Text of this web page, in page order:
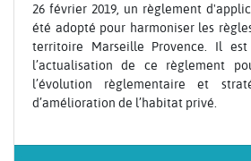
26 février 2019, un règlement
été adopté pour harmoniser les
territoire Marseille Provence. Il est
l’actualisation de ce règlement
l’évolution règlementaire et
d’amélioration de l’habitat privé.